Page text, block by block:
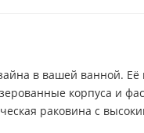
в вашей ванной.
корпуса и
раковина с